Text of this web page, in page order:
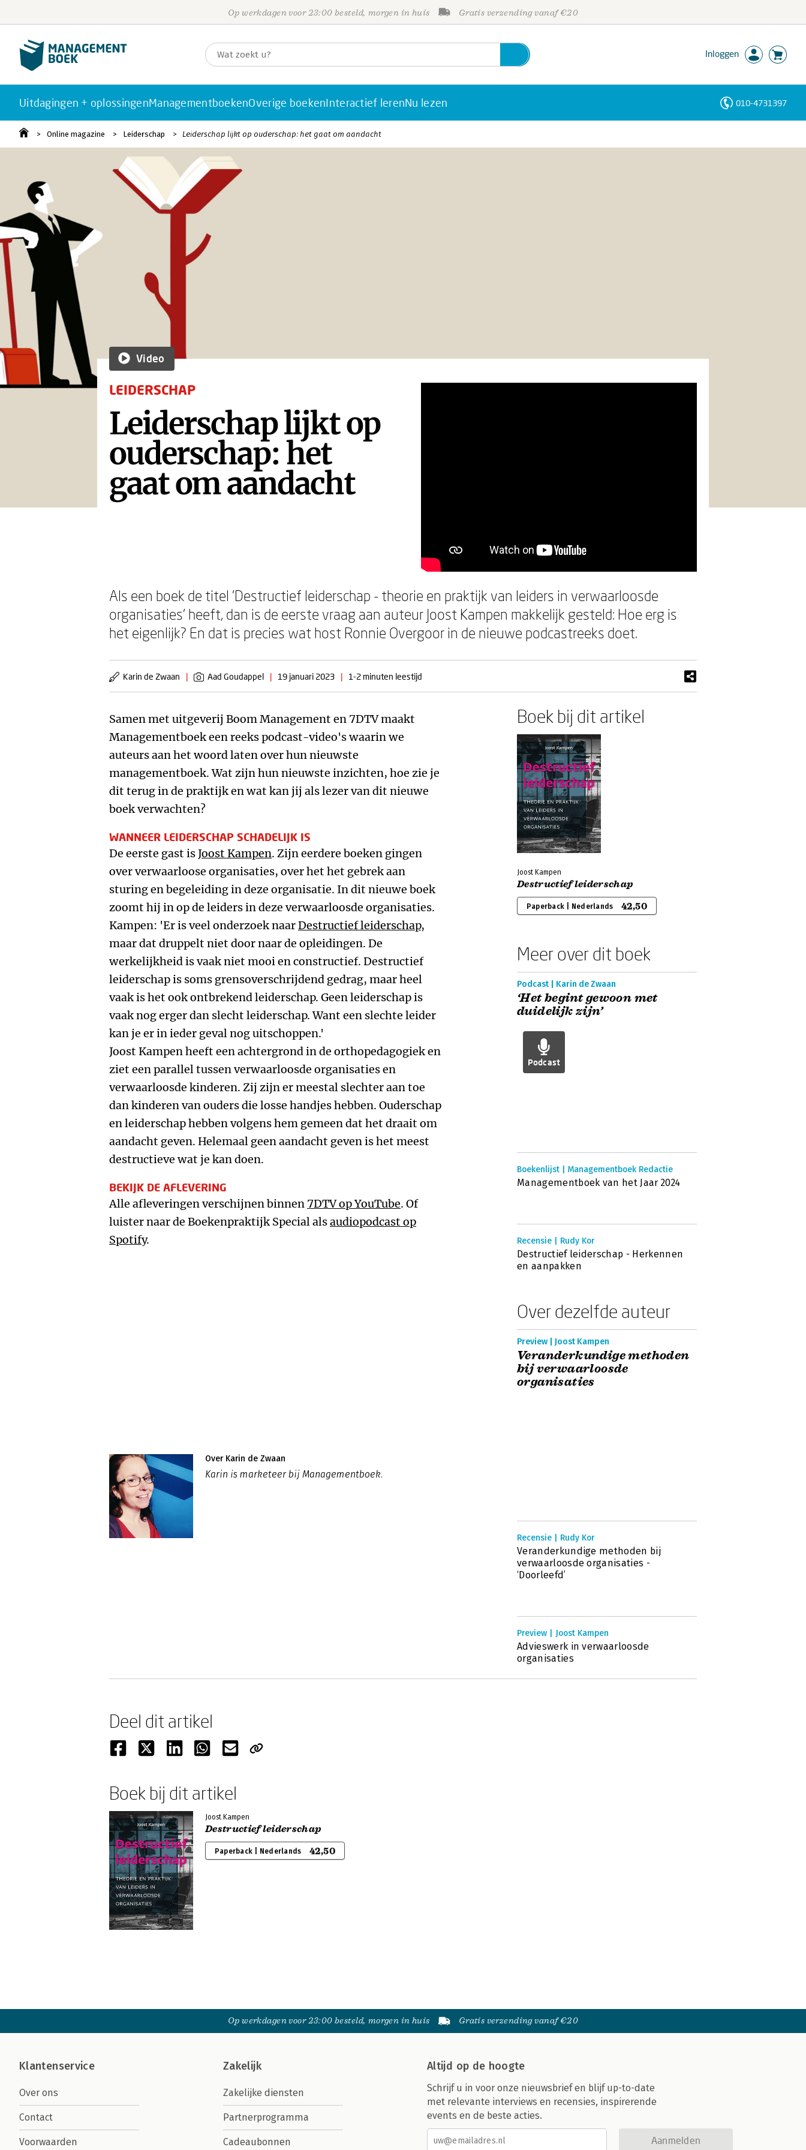
Op werkdagen voor 23:00 besteld, morgen in huis Gratis verzending vanaf €20
Inloggen
Uitdagingen + oplossingenManagementboekenOverige boekenInteractief lerenNu lezen 010-4731397
Online magazine Leiderschap Leiderschap lijkt op ouderschap: het gaat om aandacht
Video
LEIDERSCHAP
Leiderschap lijkt op
ouderschap: het
gaat om aandacht
Als een boek de titel 'Destructief leiderschap - theorie en praktijk van leiders in verwaarloosde
organisaties' heeft, dan is de eerste vraag aan auteur Joost Kampen makkelijk gesteld: Hoe erg is
het eigenlijk? En dat is precies wat host Ronnie Overgoor in de nieuwe podcastreeks doet.
Karin de Zwaan | Aad Goudappel | 19 januari 2023 | 1-2 minuten leestijd
Samen met uitgeverij Boom Management en 7DTV maakt
Managementboek een reeks podcast-video's waarin we
auteurs aan het woord laten over hun nieuwste
managementboek. Wat zijn hun nieuwste inzichten, hoe zie je
dit terug in de praktijk en wat kan jij als lezer van dit nieuwe
boek verwachten?
WANNEER LEIDERSCHAP SCHADELIJK IS
De eerste gast isJoost Kampen. Zijn eerdere boeken gingen
over verwaarloose organisaties, over het het gebrek aan
sturing en begeleiding in deze organisatie. In dit nieuwe boek
zoomt hij in op de leiders in deze verwaarloosde organisaties.
Kampen: 'Er is veel onderzoek naarDestructief leiderschap,
maar dat druppelt niet door naar de opleidingen. De
werkelijkheid is vaak niet mooi en constructief. Destructief
leiderschap is soms grensoverschrijdend gedrag, maar heel
vaak is het ook ontbrekend leiderschap. Geen leiderschap is
vaak nog erger dan slecht leiderschap. Want een slechte leider
kan je er in ieder geval nog uitschoppen.'
Joost Kampen heeft een achtergrond in de orthopedagogiek en
ziet een parallel tussen verwaarloosde organisaties en
verwaarloosde kinderen. Zij zijn er meestal slechter aan toe
dan kinderen van ouders die losse handjes hebben. Ouderschap
en leiderschap hebben volgens hem gemeen dat het draait om
aandacht geven. Helemaal geen aandacht geven is het meest
destructieve wat je kan doen.
BEKIJK DE AFLEVERING
Alle afleveringen verschijnen binnen 7DTV op YouTube. Of
luister naar de Boekenpraktijk Special alsaudiopodcast op
Spotify.
Over Karin de Zwaan
Karin is marketeer bij Managementboek.
Boek bij dit artikel
Joost Kampen
Destructief leiderschap
Paperback | Nederlands 42,50
Meer over dit boek
Podcast | Karin de Zwaan
‘Het begint gewoon met
duidelijk zijn’
Podcast
Boekenlijst | Managementboek Redactie
Managementboek van het Jaar 2024
Recensie | Rudy Kor
Destructief leiderschap - Herkennen
en aanpakken
Over dezelfde auteur
Preview | Joost Kampen
Veranderkundige methoden
bij verwaarloosde
organisaties
Recensie | Rudy Kor
Veranderkundige methoden bij
verwaarloosde organisaties -
‘Doorleefd’
Preview | Joost Kampen
Advieswerk in verwaarloosde
organisaties
Deel dit artikel
Boek bij dit artikel
Joost Kampen
Destructief leiderschap
Paperback | Nederlands 42,50
Op werkdagen voor 23:00 besteld, morgen in huis Gratis verzending vanaf €20
Klantenservice
Over ons
Contact
Voorwaarden
Zakelijk
Zakelijke diensten
Partnerprogramma
Cadeaubonnen
Altijd op de hoogte
Schrijf u in voor onze nieuwsbrief en blijf up-to-date
met relevante interviews en recensies, inspirerende
events en de beste acties.
Aanmelden
Personen